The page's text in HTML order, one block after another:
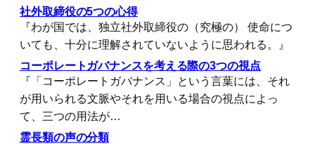
社外取締役の5つの心得
『わが国では、独立社外取締役の（究極の） 使命につ
いても、十分に理解されていないように思われる。』
コーポレートガバナンスを考える際の3つの視点
『「コーポレートガバナンス」という言葉には、それ
が用いられる文脈やそれを用いる場合の視点によっ
て、三つの用法が…
霊長類の声の分類